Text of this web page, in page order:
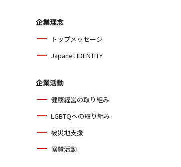
企業理念
トップメッセージ
Japanet IDENTITY
企業活動
健康経営の取り組み
LGBTQへの取り組み
被災地支援
協賛活動